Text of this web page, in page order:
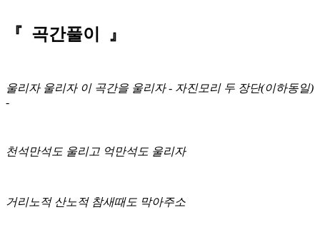
『 곡간풀이 』
울리자 울리자 이 곡간을 울리자 - 자진모리 두 장단(이하동일)
-
천석만석도 울리고 억만석도 울리자
거리노적 산노적 참새때도 막아주소